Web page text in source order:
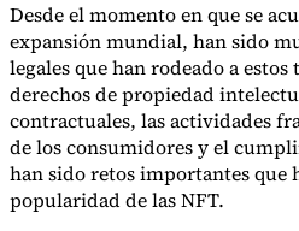
Desde el momento en que se
expansión mundial, han sido
legales que han rodeado a
derechos de propiedad
contractuales, las actividades
de los consumidores y el
han sido retos importantes que
popularidad de las NFT.